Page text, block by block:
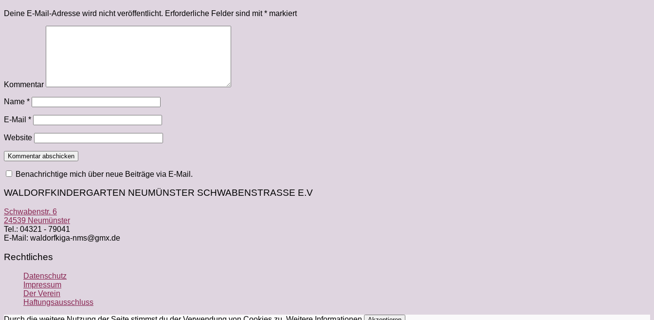
Deine E-Mail-Adresse wird nicht veröffentlicht. Erforderliche Felder sind mit* markiert
Kommentar
Name *
E-Mail *
Website
Benachrichtige mich über neue Beiträge via E-Mail.
WALDORFKINDERGARTEN NEUMÜNSTER SCHWABENSTRASSE E.V
Schwabenstr. 6
24539 Neumünster
Tel.: 04321 - 79041
E-Mail: waldorfkiga-nms@gmx.de
Rechtliches
Datenschutz
Impressum
Der Verein
Haftungsausschluss